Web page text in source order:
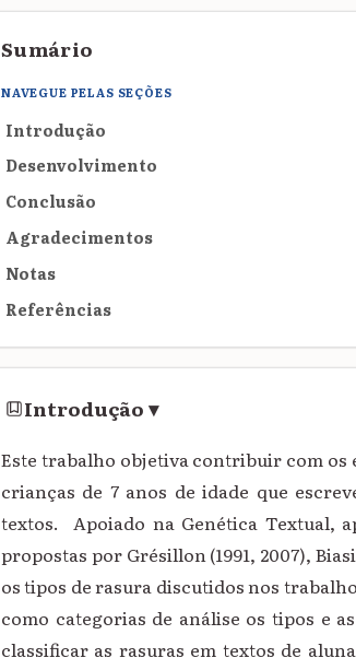
Sumário
NAVEGUE PELAS SEÇÕES
Introdução
Desenvolvimento
Conclusão
Agradecimentos
Notas
Referências
Introdução▾
Este trabalho objetiva contribuir com os
crianças de 7 anos de idade que
textos. Apoiado na Genética Textual, a
propostas por Grésillon (1991, 2007),
os tipos de rasura discutidos nos
como categorias de análise os tipos e
classificar as rasuras em textos de